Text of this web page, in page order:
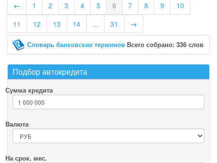
← 1 2 3 4 5 6 7 8 9
10
11
12 13 14 ... 31 →
Словарь банковских терминов Всего собрано: 336 слов
Подбор автокредита
Сумма кредита
Валюта
На срок, мес.